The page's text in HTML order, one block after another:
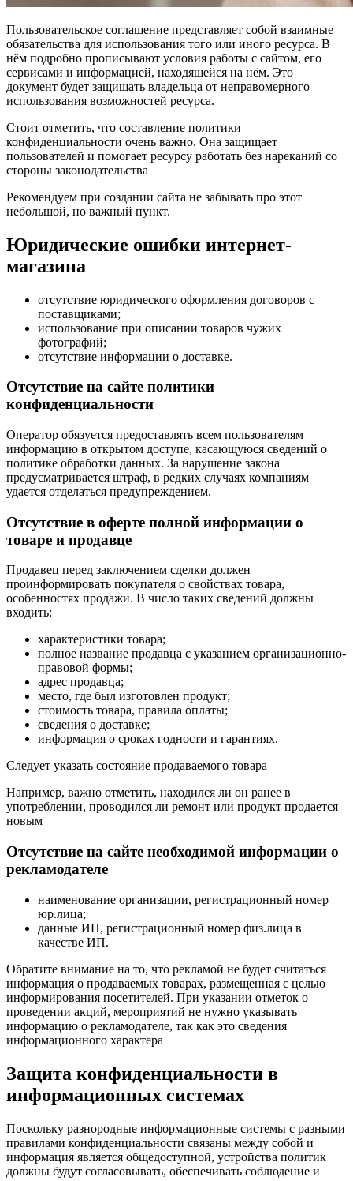
Пользовательское соглашение представляет собой взаимные
обязательства для использования того или иного ресурса. В
нём подробно прописывают условия работы с сайтом, его
сервисами и информацией, находящейся на нём. Это
документ будет защищать владельца от неправомерного
использования возможностей ресурса.
Стоит отметить, что составление политики
конфиденциальности очень важно. Она защищает
пользователей и помогает ресурсу работать без нареканий со
стороны законодательства
Рекомендуем при создании сайта не забывать про этот
небольшой, но важный пункт.
Юридические ошибки интернет-
магазина
отсутствие юридического оформления договоров с
поставщиками;
использование при описании товаров чужих
фотографий;
отсутствие информации о доставке.
Отсутствие на сайте политики
конфиденциальности
Оператор обязуется предоставлять всем пользователям
информацию в открытом доступе, касающуюся сведений о
политике обработки данных. За нарушение закона
предусматривается штраф, в редких случаях компаниям
удается отделаться предупреждением.
Отсутствие в оферте полной информации о
товаре и продавце
Продавец перед заключением сделки должен
проинформировать покупателя о свойствах товара,
особенностях продажи. В число таких сведений должны
входить:
характеристики товара;
полное название продавца с указанием организационно-
правовой формы;
адрес продавца;
место, где был изготовлен продукт;
стоимость товара, правила оплаты;
сведения о доставке;
информация о сроках годности и гарантиях.
Следует указать состояние продаваемого товара
Например, важно отметить, находился ли он ранее в
употреблении, проводился ли ремонт или продукт продается
новым
Отсутствие на сайте необходимой информации о
рекламодателе
наименование организации, регистрационный номер
юр.лица;
данные ИП, регистрационный номер физ.лица в
качестве ИП.
Обратите внимание на то, что рекламой не будет считаться
информация о продаваемых товарах, размещенная с целью
информирования посетителей. При указании отметок о
проведении акций, мероприятий не нужно указывать
информацию о рекламодателе, так как это сведения
информационного характера
Защита конфиденциальности в
информационных системах
Поскольку разнородные информационные системы с разными
правилами конфиденциальности связаны между собой и
информация является общедоступной, устройства политик
должны будут согласовывать, обеспечивать соблюдение и